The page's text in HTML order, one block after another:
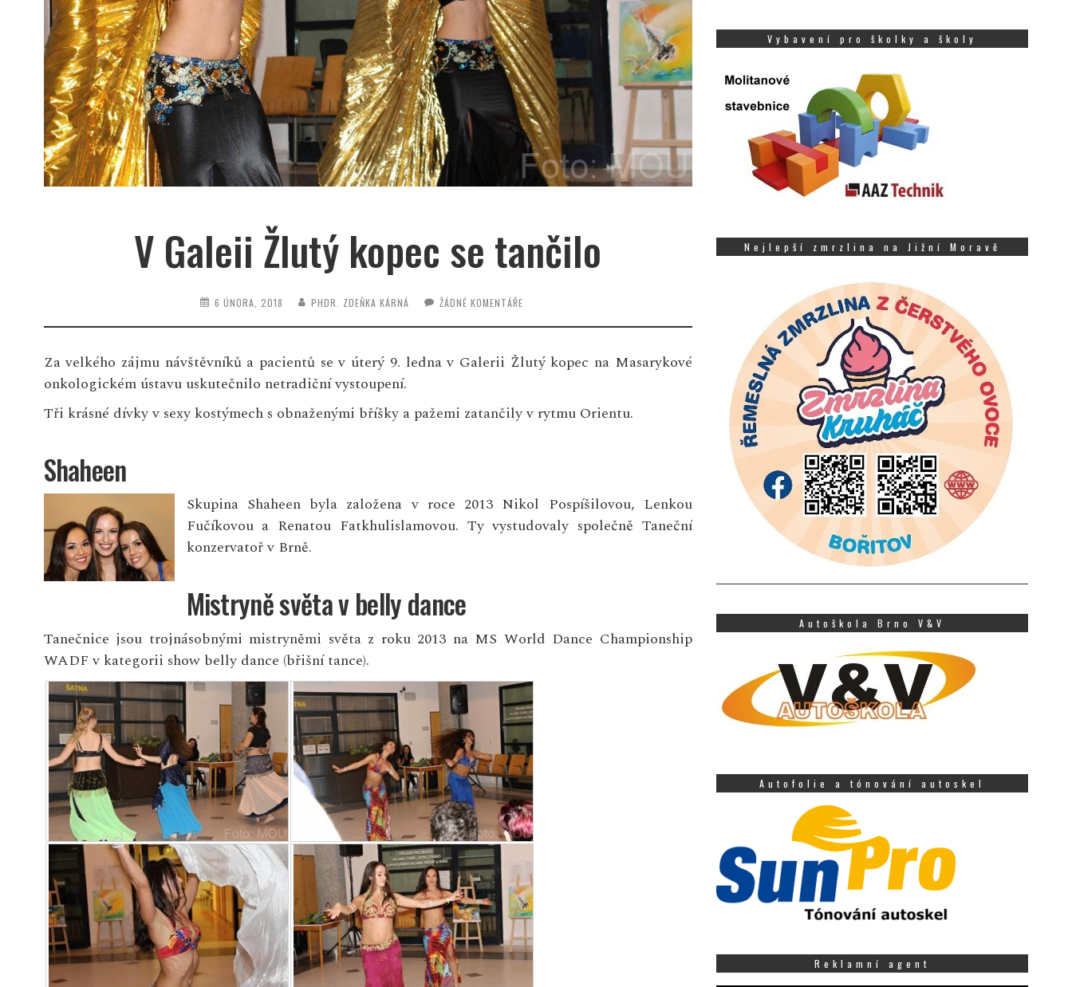
V Galeii Žlutý kopec se tančilo
6 ÚNORA, 2018 PHDR. ZDEŇKA KÁRNÁ ŽÁDNÉ KOMENTÁŘE
Za velkého zájmu návštěvníků a pacientů se v úterý 9. ledna v Galerii Žlutý kopec na Masarykové
onkologickém ústavu uskutečnilo netradiční vystoupení.
Tři krásné dívky v sexy kostýmech s obnaženými bříšky a pažemi zatančily v rytmu Orientu.
Shaheen
Skupina Shaheen byla založena v roce 2013 Nikol Pospíšilovou, Lenkou
Fučíkovou a Renatou Fatkhulislamovou. Ty vystudovaly společně Taneční
konzervatoř v Brně.
Mistryně světa v belly dance
Tanečnice jsou trojnásobnými mistryněmi světa z roku 2013 na MS World Dance Championship
WADF v kategorii show belly dance (břišní tance).
Vybavení pro školky a školy
Nejlepší zmrzlina na Jižní Moravě
Autoškola Brno V&V
Autofolie a tónování autoskel
Reklamní agent